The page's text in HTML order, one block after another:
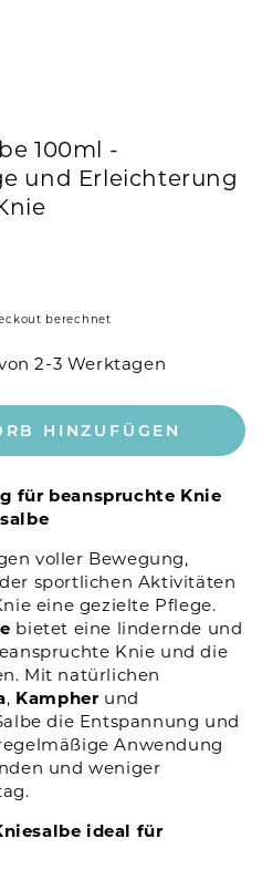
100ml -
und Erleichterung
berechnet
2-3 Werktagen
HINZUFÜGEN
für beanspruchte Knie
voller Bewegung,
sportlichen Aktivitäten
eine gezielte Pflege.
bietet eine lindernde und
Knie und die
Mit natürlichen
, Kampher und
die Entspannung und
Anwendung
und weniger
ideal für